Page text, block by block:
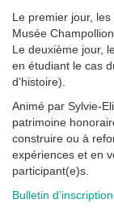
Le premier jour,
Musée
Le deuxième jour,
en étudiant le cas
d’histoire).
Animé par Sylvie-
patrimoine
construire ou à
expériences et en
participant(e)s.
Bulletin d’inscription